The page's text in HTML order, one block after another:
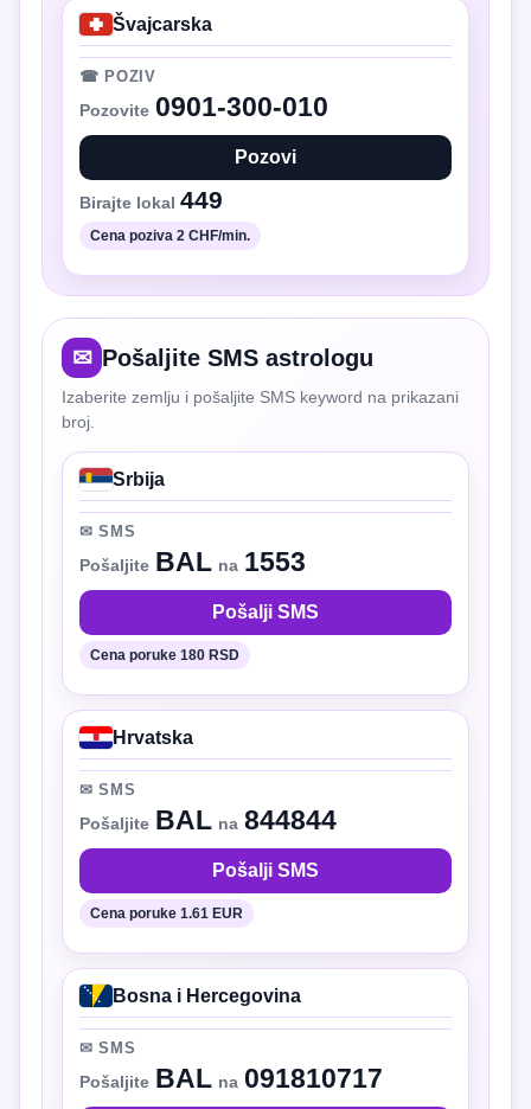
Švajcarska
☎ POZIV
Pozovite 0901-300-010
Pozovi
Birajte lokal 449
Cena poziva 2 CHF/min.
✉ Pošaljite SMS astrologu
Izaberite zemlju i pošaljite SMS keyword na prikazani
broj.
Srbija
✉ SMS
Pošaljite BAL na 1553
Pošalji SMS
Cena poruke 180 RSD
Hrvatska
✉ SMS
Pošaljite BAL na 844844
Pošalji SMS
Cena poruke 1.61 EUR
Bosna i Hercegovina
✉ SMS
Pošaljite BAL na 091810717